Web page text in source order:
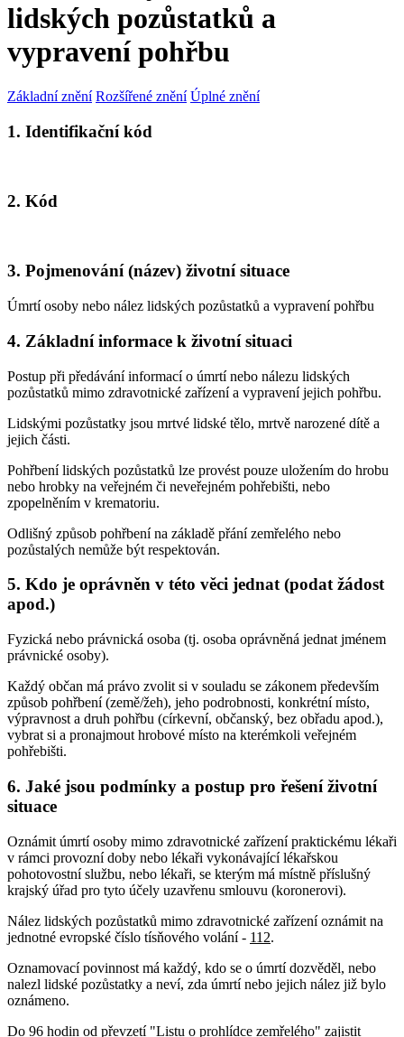
lidských pozůstatků a
vypravení pohřbu
Základní znění Rozšířené znění Úplné znění
1. Identifikační kód
2. Kód
3. Pojmenování (název) životní situace
Úmrtí osoby nebo nález lidských pozůstatků a vypravení pohřbu
4. Základní informace k životní situaci
Postup při předávání informací o úmrtí nebo nálezu lidských
pozůstatků mimo zdravotnické zařízení a vypravení jejich pohřbu.
Lidskými pozůstatky jsou mrtvé lidské tělo, mrtvě narozené dítě a
jejich části.
Pohřbení lidských pozůstatků lze provést pouze uložením do hrobu
nebo hrobky na veřejném či neveřejném pohřebišti, nebo
zpopelněním v krematoriu.
Odlišný způsob pohřbení na základě přání zemřelého nebo
pozůstalých nemůže být respektován.
5. Kdo je oprávněn v této věci jednat (podat žádost
apod.)
Fyzická nebo právnická osoba (tj. osoba oprávněná jednat jménem
právnické osoby).
Každý občan má právo zvolit si v souladu se zákonem především
způsob pohřbení (země/žeh), jeho podrobnosti, konkrétní místo,
výpravnost a druh pohřbu (církevní, občanský, bez obřadu apod.),
vybrat si a pronajmout hrobové místo na kterémkoli veřejném
pohřebišti.
6. Jaké jsou podmínky a postup pro řešení životní
situace
Oznámit úmrtí osoby mimo zdravotnické zařízení praktickému lékaři
v rámci provozní doby nebo lékaři vykonávající lékařskou
pohotovostní službu, nebo lékaři, se kterým má místně příslušný
krajský úřad pro tyto účely uzavřenu smlouvu (koronerovi).
Nález lidských pozůstatků mimo zdravotnické zařízení oznámit na
jednotné evropské číslo tísňového volání - 112.
Oznamovací povinnost má každý, kdo se o úmrtí dozvěděl, nebo
nalezl lidské pozůstatky a neví, zda úmrtí nebo jejich nález již bylo
oznámeno.
Do 96 hodin od převzetí "Listu o prohlídce zemřelého" zajistit